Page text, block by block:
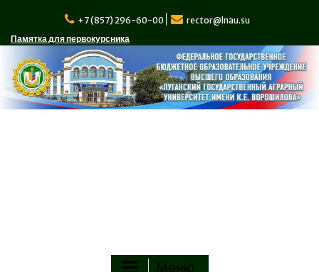
содержимому
+7 (857) 296-60-00
rector@lnau.su
Памятка для первокурсника
Меню